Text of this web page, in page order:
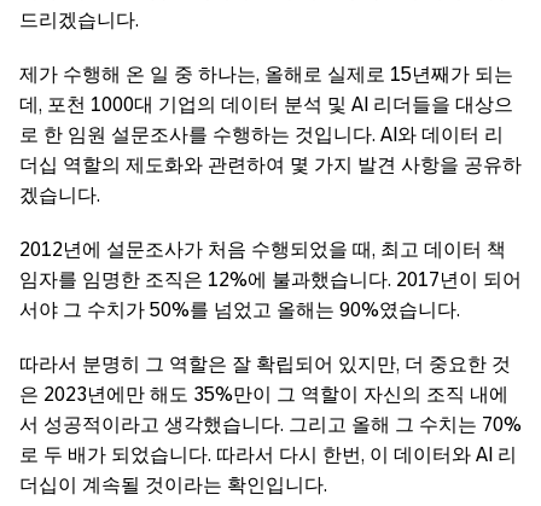
드리겠습니다.
제가 수행해 온 일 중 하나는, 올해로 실제로 15년째가 되는
데, 포천 1000대 기업의 데이터 분석 및 AI 리더들을 대상으
로 한 임원 설문조사를 수행하는 것입니다. AI와 데이터 리
더십 역할의 제도화와 관련하여 몇 가지 발견 사항을 공유하
겠습니다.
2012년에 설문조사가 처음 수행되었을 때, 최고 데이터 책
임자를 임명한 조직은 12%에 불과했습니다. 2017년이 되어
서야 그 수치가 50%를 넘었고 올해는 90%였습니다.
따라서 분명히 그 역할은 잘 확립되어 있지만, 더 중요한 것
은 2023년에만 해도 35%만이 그 역할이 자신의 조직 내에
서 성공적이라고 생각했습니다. 그리고 올해 그 수치는 70%
로 두 배가 되었습니다. 따라서 다시 한번, 이 데이터와 AI 리
더십이 계속될 것이라는 확인입니다.